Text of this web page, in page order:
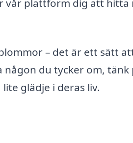
vår plattform dig att
– det är ett sätt
någon du tycker om, tänk
glädje i deras liv.